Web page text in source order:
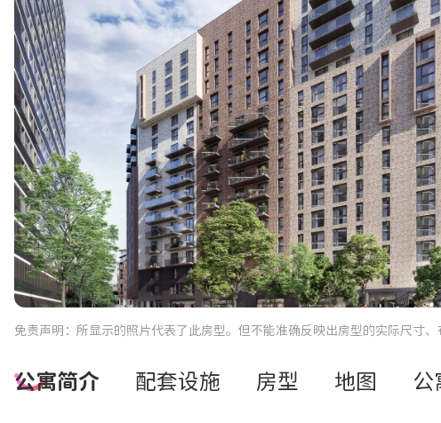
免责声明：所显示的照片代表了此房型。但不能准确反映出房型的实际尺寸
公寓简介 配套设施 房型 地图 公